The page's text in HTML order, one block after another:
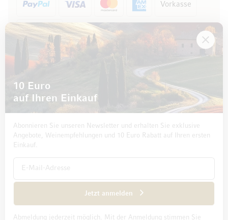
Vorkasse
Rechnung
Datenschutz und Disclaimer
10 Euro
auf Ihren Einkauf
Abonnieren Sie unseren Newsletter und erhalten Sie exklusive
Angebote, Weinempfehlungen und 10 Euro Rabatt auf Ihren ersten
Einkauf.
Jetzt anmelden
Abmeldung jederzeit möglich. Mit der Anmeldung stimmen Sie